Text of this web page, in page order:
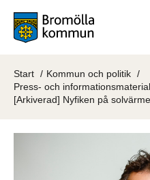
Start
Kommun och politik
Press- och informationsmaterial
[Arkiverad] Nyfiken på